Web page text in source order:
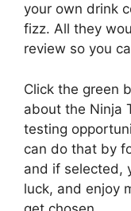
your own drink
fizz. All they
review so you
Click the green
about the Ninja
testing
can do that by
and if selected,
luck, and enjoy